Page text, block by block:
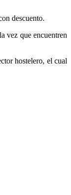
descuento.
vez que encuentren
hostelero, el cual